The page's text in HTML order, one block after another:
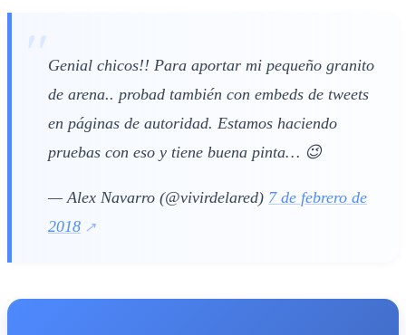
Genial chicos!! Para aportar mi pequeño granito
de arena.. probad también con embeds de tweets
en páginas de autoridad. Estamos haciendo
pruebas con eso y tiene buena pinta… 😉
— Alex Navarro (@vivirdelared) 7 de febrero de
2018